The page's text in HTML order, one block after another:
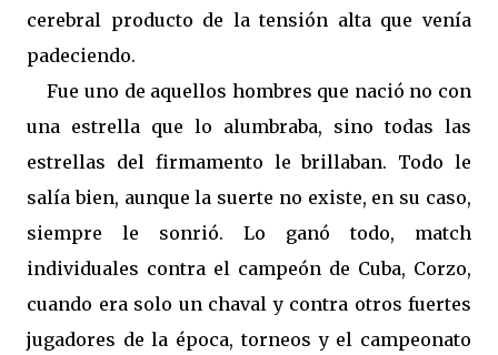
cerebral producto de la tensión alta que venía
padeciendo.
Fue uno de aquellos hombres que nació no con
una estrella que lo alumbraba, sino todas las
estrellas del firmamento le brillaban. Todo le
salía bien, aunque la suerte no existe, en su caso,
siempre le sonrió. Lo ganó todo, match
individuales contra el campeón de Cuba, Corzo,
cuando era solo un chaval y contra otros fuertes
jugadores de la época, torneos y el campeonato